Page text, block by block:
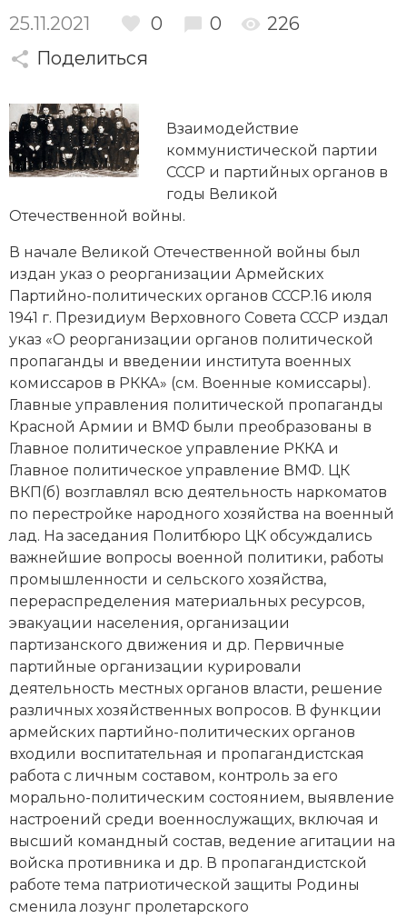
Империи
Историческая география и топонимика
История материальной и духовной культуры
История международных отношений
История, философия, теория и методология
исторического знания
Итория международных отношений
Латинская Америка
Новая история
Новейшая история
Нумизматика
Образование
Общественные объединения и организации
Политическая история
Революции и народные движения
Религия и церковь
Северная Америка
Социально-экономическая история
Специальные исторические дисциплины
СССР
25.11.2021 0 0
226
Поделиться
Взаимодействие
коммунистической партии
СССР и партийных органов в
годы Великой
Отечественной войны.
В начале Великой Отечественной войны был
издан указ о реорганизации Армейских
Партийно-политических органов СССР.16 июля
1941 г. Президиум Верховного Совета СССР издал
указ «О реорганизации органов политической
пропаганды и введении института военных
комиссаров в РККА» (см. Военные комиссары).
Главные управления политической пропаганды
Красной Армии и ВМФ были преобразованы в
Главное политическое управление РККА и
Главное политическое управление ВМФ. ЦК
ВКП(б) возглавлял всю деятельность наркоматов
по перестройке народного хозяйства на военный
лад. На заседания Политбюро ЦК обсуждались
важнейшие вопросы военной политики, работы
промышленности и сельского хозяйства,
перераспределения материальных ресурсов,
эвакуации населения, организации
партизанского движения и др. Первичные
партийные организации курировали
деятельность местных органов власти, решение
различных хозяйственных вопросов. В функции
армейских партийно-политических органов
входили воспитательная и пропагандистская
работа с личным составом, контроль за его
морально-политическим состоянием, выявление
настроений среди военнослужащих, включая и
высший командный состав, ведение агитации на
войска противника и др. В пропагандистской
работе тема патриотической защиты Родины
сменила лозунг пролетарского